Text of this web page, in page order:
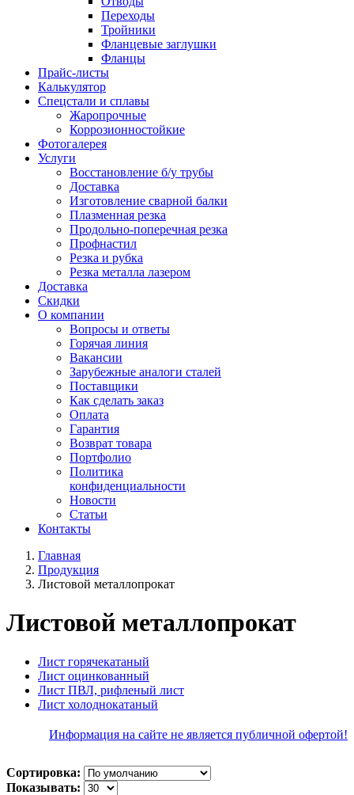
Переходы
Тройники
Фланцевые заглушки
Фланцы
Прайс-листы
Калькулятор
Спецстали и сплавы
Жаропрочные
Коррозионностойкие
Фотогалерея
Услуги
Восстановление б/у трубы
Доставка
Изготовление сварной балки
Плазменная резка
Продольно-поперечная резка
Профнастил
Резка и рубка
Резка металла лазером
Доставка
Скидки
О компании
Вопросы и ответы
Горячая линия
Вакансии
Зарубежные аналоги сталей
Поставщики
Как сделать заказ
Оплата
Гарантия
Возврат товара
Портфолио
Политика
конфиденциальности
Новости
Статьи
Контакты
Главная
Продукция
Листовой металлопрокат
Листовой металлопрокат
Лист горячекатаный
Лист оцинкованный
Лист ПВЛ, рифленый лист
Лист холоднокатаный
Информация на сайте не является публичной офертой!
Сортировка:
Показывать: